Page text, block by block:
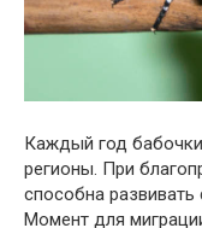
Каждый год
регионы. При
способна
Момент для